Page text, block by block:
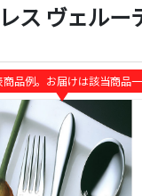
ス ヴェルー
品例。お届けは該当商品一